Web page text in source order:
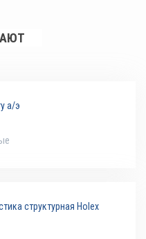
а/э
структурная Holex